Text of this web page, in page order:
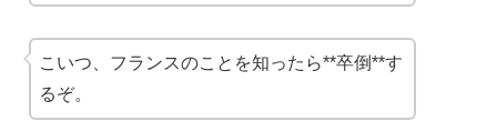
こいつ、フランスのことを知ったら**卒倒**す
るぞ。